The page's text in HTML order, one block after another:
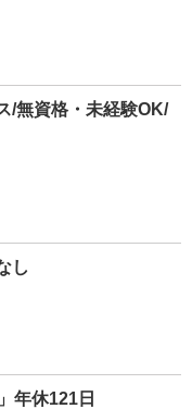
/無資格・未経験OK/
し
年休121日